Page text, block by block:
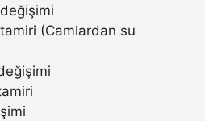
(Camlardan su